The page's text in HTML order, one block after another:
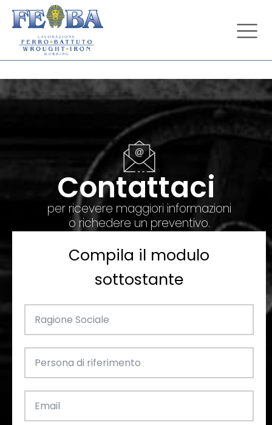
Contattaci
per ricevere maggiori informazioni
o richedere un preventivo.
Compila il modulo
sottostante